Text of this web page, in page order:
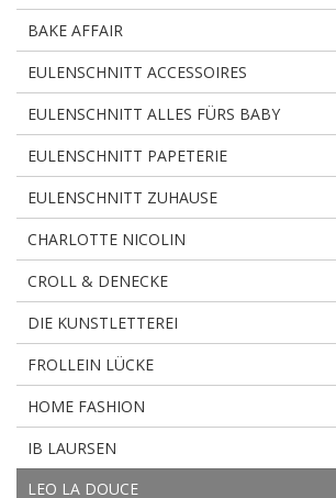
BAKE AFFAIR
EULENSCHNITT ACCESSOIRES
EULENSCHNITT ALLES FÜRS BABY
EULENSCHNITT PAPETERIE
EULENSCHNITT ZUHAUSE
CHARLOTTE NICOLIN
CROLL & DENECKE
DIE KUNSTLETTEREI
FROLLEIN LÜCKE
HOME FASHION
IB LAURSEN
LEO LA DOUCE